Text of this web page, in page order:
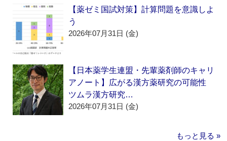
【薬ゼミ国試対策】計算問題を意識しよ
う
2026年07月31日 (金)
【日本薬学生連盟・先輩薬剤師のキャリ
アノート】広がる漢方薬研究の可能性
ツムラ漢方研究…
2026年07月31日 (金)
もっと見る »